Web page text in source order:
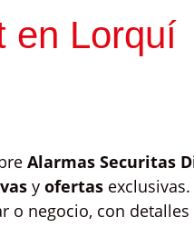
en Lorquí
Alarmas Securitas
y ofertas exclusivas.
o negocio, con detalles